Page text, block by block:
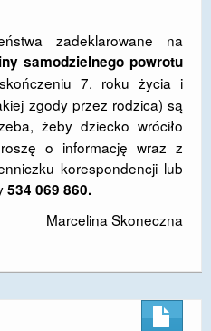
zadeklarowane na
samodzielnego powrotu
7. roku życia i
zgody przez rodzica) są
żeby dziecko wróciło
o informację wraz z
korespondencji lub
534 069 860.
Marcelina Skoneczna